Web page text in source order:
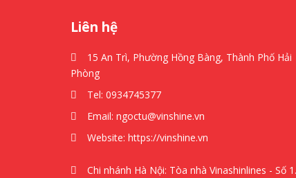
Liên hệ
15 An Trì, Phường Hồng Bàng, Thành Phố Hải
Phòng
Tel: 0934745377
Email: ngoctu@vinshine.vn
Website: https://vinshine.vn
Chi nhánh Hà Nội: Tòa nhà Vinashinlines - Số